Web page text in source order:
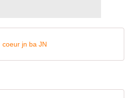
coeur jn ba JN